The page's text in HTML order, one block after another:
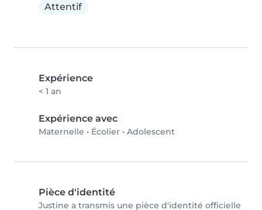
Attentif
Expérience
< 1 an
Expérience avec
Maternelle • Écolier • Adolescent
Pièce d'identité
Justine a transmis une pièce d'identité officielle